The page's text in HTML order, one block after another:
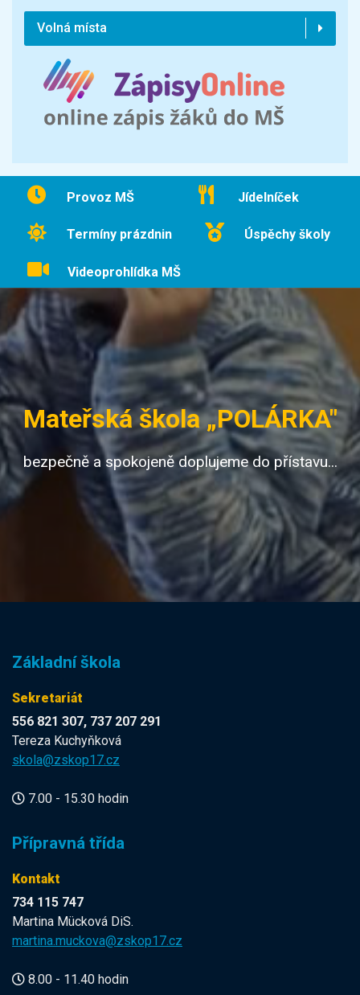
Volná místa
Provoz MŠ Jídelníček
Termíny prázdnin Úspěchy školy
Videoprohlídka MŠ
Mateřská škola „POLÁRKA"
bezpečně a spokojeně doplujeme do přístavu...
Základní škola
Sekretariát
556 821 307, 737 207 291
Tereza Kuchyňková
skola@zskop17.cz
7.00 - 15.30 hodin
Přípravná třída
Kontakt
734 115 747
Martina Mücková DiS.
martina.muckova@zskop17.cz
8.00 - 11.40 hodin